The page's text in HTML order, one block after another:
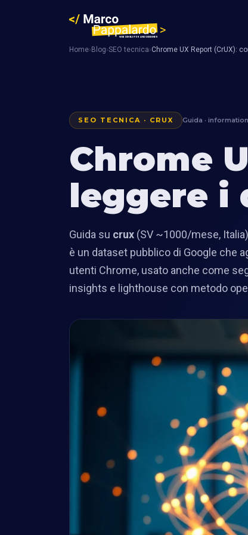
Home› Blog›SEO tecnica›Chrome UX Report (CrUX):
SEO TECNICA · CRUX Guida ·
Chrome
leggere i
Guida su crux (SV ~1000/mese,
è un dataset pubblico di Google che
utenti Chrome, usato anche come
insights e lighthouse con metodo